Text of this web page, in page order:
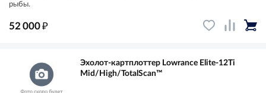
рыбы.
52 000₽
Эхолот-картплоттер Lowrance Elite-12Ti
Mid/High/TotalScan™